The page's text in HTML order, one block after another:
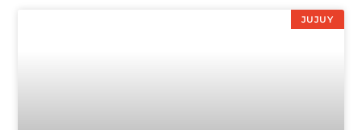
JUJUY